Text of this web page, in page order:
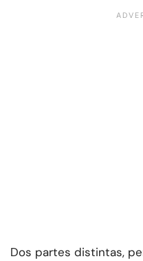
Dos partes distintas,